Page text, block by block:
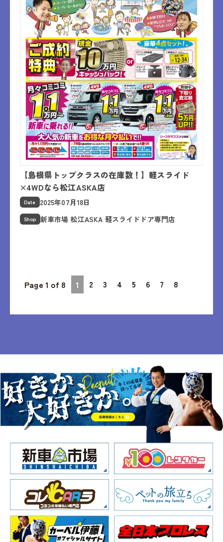
【島根県トップクラスの在庫数！】軽スライド
×4WDなら松江ASKA店
Date 2025年07月18日
Shop 新車市場 松江ASKA 軽スライドドア専門店
Page 1 of 8 1 2 3 4 5 6 7 8